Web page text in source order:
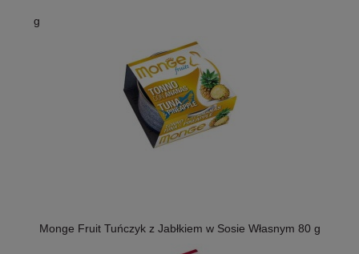
g
Monge Fruit Tuńczyk z Jabłkiem w Sosie Własnym 80 g